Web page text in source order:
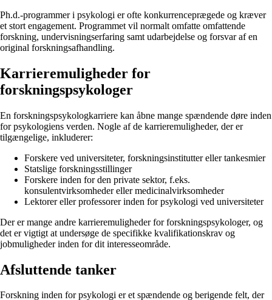
Ph.d.-programmer i psykologi er ofte konkurrenceprægede og kræver
et stort engagement. Programmet vil normalt omfatte omfattende
forskning, undervisningserfaring samt udarbejdelse og forsvar af en
original forskningsafhandling.
Karrieremuligheder for
forskningspsykologer
En forskningspsykologkarriere kan åbne mange spændende døre inden
for psykologiens verden. Nogle af de karrieremuligheder, der er
tilgængelige, inkluderer:
Forskere ved universiteter, forskningsinstitutter eller tankesmier
Statslige forskningsstillinger
Forskere inden for den private sektor, f.eks.
konsulentvirksomheder eller medicinalvirksomheder
Lektorer eller professorer inden for psykologi ved universiteter
Der er mange andre karrieremuligheder for forskningspsykologer, og
det er vigtigt at undersøge de specifikke kvalifikationskrav og
jobmuligheder inden for dit interesseområde.
Afsluttende tanker
Forskning inden for psykologi er et spændende og berigende felt, der